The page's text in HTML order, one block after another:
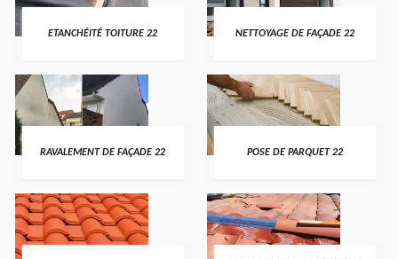
ETANCHÉITÉ TOITURE 22 NETTOYAGE DE FAÇADE 22
RAVALEMENT DE FAÇADE 22 POSE DE PARQUET 22